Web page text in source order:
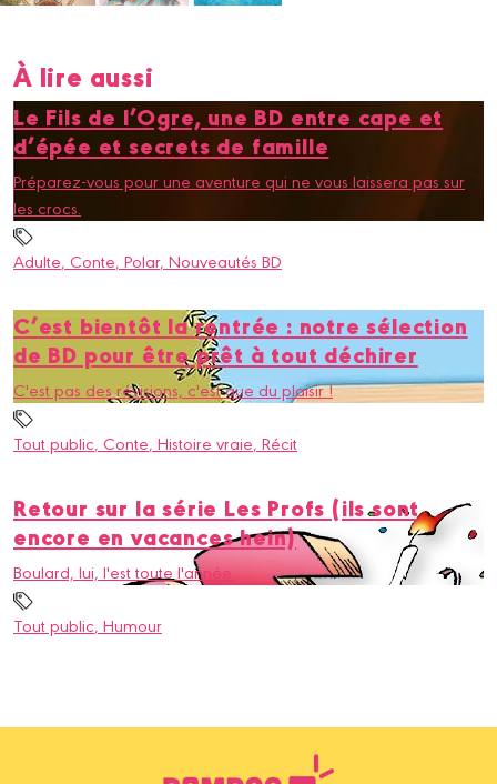
À lire aussi
Le Fils de l’Ogre, une BD entre cape et
d’épée et secrets de famille
Préparez-vous pour une aventure qui ne vous laissera pas sur
les crocs.
Adulte, Conte, Polar, Nouveautés BD
C’est bientôt la rentrée : notre sélection
de BD pour être prêt à tout déchirer
C'est pas des révisions, c'est que du plaisir !
Tout public, Conte, Histoire vraie, Récit
Retour sur la série Les Profs (ils sont
encore en vacances hein)
Boulard, lui, l'est toute l'année.
Tout public, Humour